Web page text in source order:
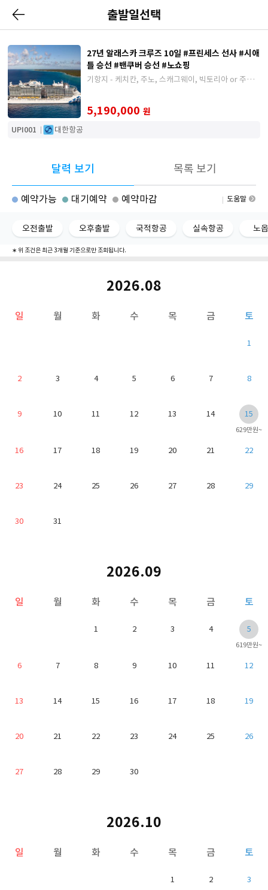
출발일선택
27년 알래스카 크루즈 10일 #프린세스 선사 #시애
틀 승선 #밴쿠버 승선 #노쇼핑
기항지 - 케치칸, 주노, 스캐그웨이, 빅토리아 or 주노,
5,190,000 원
UPI001 대한항공
달력 보기 목록 보기
예약가능 대기예약 예약마감 도움말
오전출발 오후출발 국적항공 실속항공 노
∗ 위 조건은 최근 3개월 기준으로만 조회됩니다.
2026.08
일 월 화 수 목 금 토
1
2 3 4 5 6 7 8
9 10 11 12 13 14 15
629만원~
16 17 18 19 20 21 22
23 24 25 26 27 28 29
30 31
2026.09
일 월 화 수 목 금 토
1 2 3 4 5
619만원~
6 7 8 9 10 11 12
13 14 15 16 17 18 19
20 21 22 23 24 25 26
27 28 29 30
2026.10
일 월 화 수 목 금 토
1 2 3